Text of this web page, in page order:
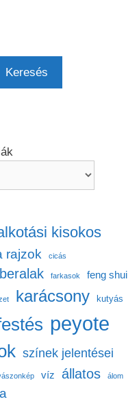
Keresés
kisokos
rajzok cicás
farkasok feng shui
karácsony kutyás
peyote
színek jelentései
víz állatos álom